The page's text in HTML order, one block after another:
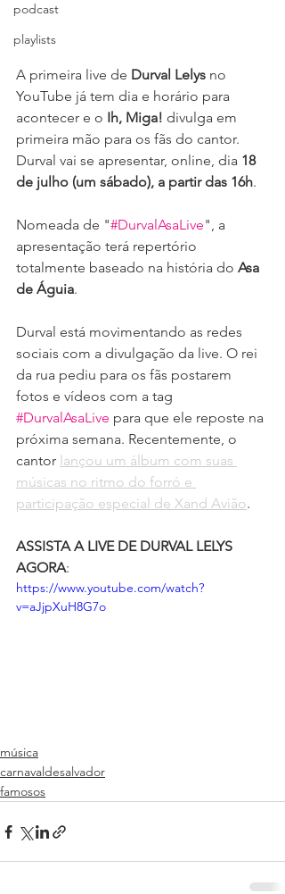
podcast
playlists
A primeira live de Durval Lelys no
YouTube já tem dia e horário para
acontecer e o Ih, Miga! divulga em
primeira mão para os fãs do cantor.
Durval vai se apresentar, online, dia 18
de julho (um sábado), a partir das 16h.
Nomeada de "#DurvalAsaLive", a
apresentação terá repertório
totalmente baseado na história do Asa
de Águia.
Durval está movimentando as redes
sociais com a divulgação da live. O rei
da rua pediu para os fãs postarem
fotos e vídeos com a tag
#DurvalAsaLive para que ele reposte na
próxima semana. Recentemente, o
cantor lançou um álbum com suas
músicas no ritmo do forró e
participação especial de Xand Avião.
ASSISTA A LIVE DE DURVAL LELYS
AGORA:
https://www.youtube.com/watch?
v=aJjpXuH8G7o
música
carnavaldesalvador
famosos